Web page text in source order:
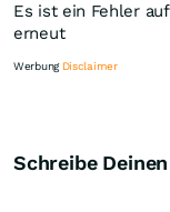
Es ist ein Fehler
erneut
Werbung Disclaimer
Schreibe